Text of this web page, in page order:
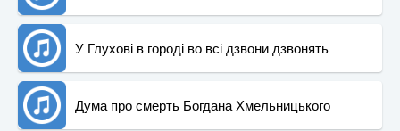
У Глуxові в городі во всі дзвони дзвонять
Дума про смерть Богдана Хмельницького